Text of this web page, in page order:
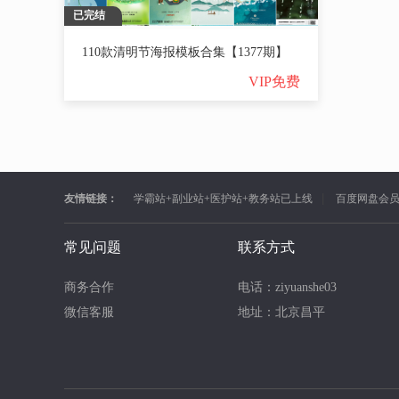
已完结
110款清明节海报模板合集【1377期】
VIP免费
友情链接： 学霸站+副业站+医护站+教务站已上线 百度网盘会
常见问题
商务合作
微信客服
联系方式
电话：ziyuanshe03
地址：北京昌平